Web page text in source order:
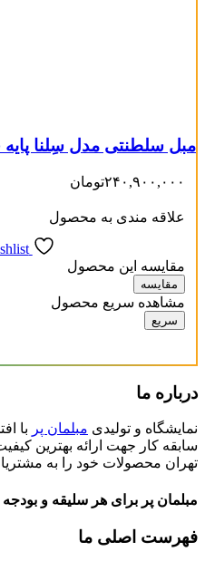
مبل سلطنتی مدل سِلنا
۲۴۰,۹۰۰,۰۰۰تومان
علاقه مندی به محصول
مقایسه این محصول
مقایسه
مشاهده سریع محصول
سریع
درباره ما
نمایشگاه و تولیدی مبلمان پر
سابقه کار جهت ارائه بهترین
تهران محصولات خود را به
مبلمان پر برای هر سلیقه و
فهرست اصلی ما